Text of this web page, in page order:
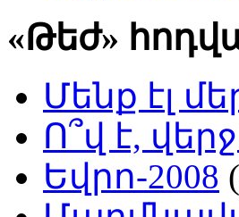
«Թեժ»
Մենք էլ
Ո՞վ է,
Եվրո-2008